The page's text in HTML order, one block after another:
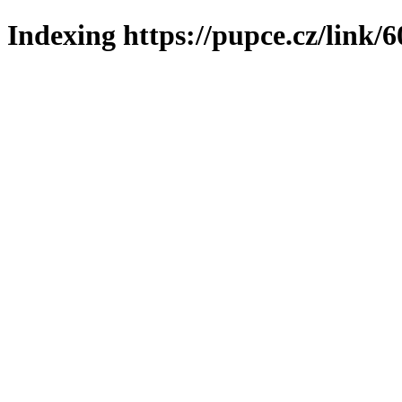
Indexing https://pupce.cz/link/